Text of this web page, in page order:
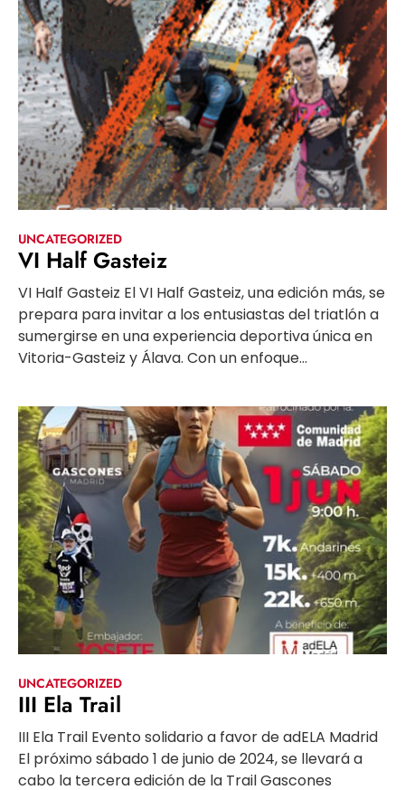
UNCATEGORIZED
VI Half Gasteiz
VI Half Gasteiz El VI Half Gasteiz, una edición más, se
prepara para invitar a los entusiastas del triatlón a
sumergirse en una experiencia deportiva única en
Vitoria-Gasteiz y Álava. Con un enfoque...
UNCATEGORIZED
III Ela Trail
III Ela Trail Evento solidario a favor de adELA Madrid
El próximo sábado 1 de junio de 2024, se llevará a
cabo la tercera edición de la Trail Gascones